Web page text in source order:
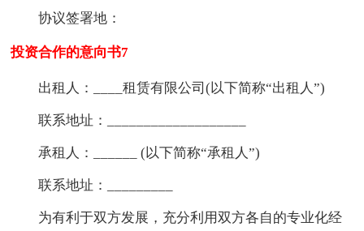
协议签署地：
投资合作的意向书7
出租人：____租赁有限公司(以下简称“出租人”)
联系地址：___________________
承租人：______ (以下简称“承租人”)
联系地址：_________
为有利于双方发展，充分利用双方各自的专业化经